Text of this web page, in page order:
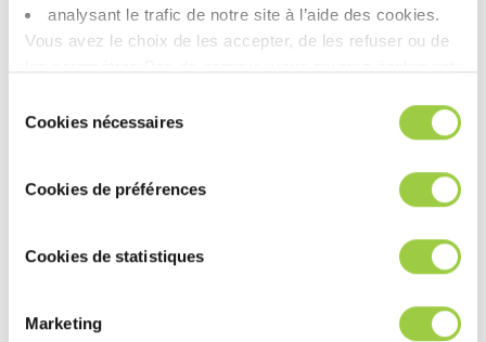
analysant le trafic de notre site à l’aide des cookies.​
Vous avez le choix de les accepter, de les refuser ou de
cookies.​ ​ ​
duCookies nécessaires
Cookies de préférences
Cookies de statistiques
Marketing